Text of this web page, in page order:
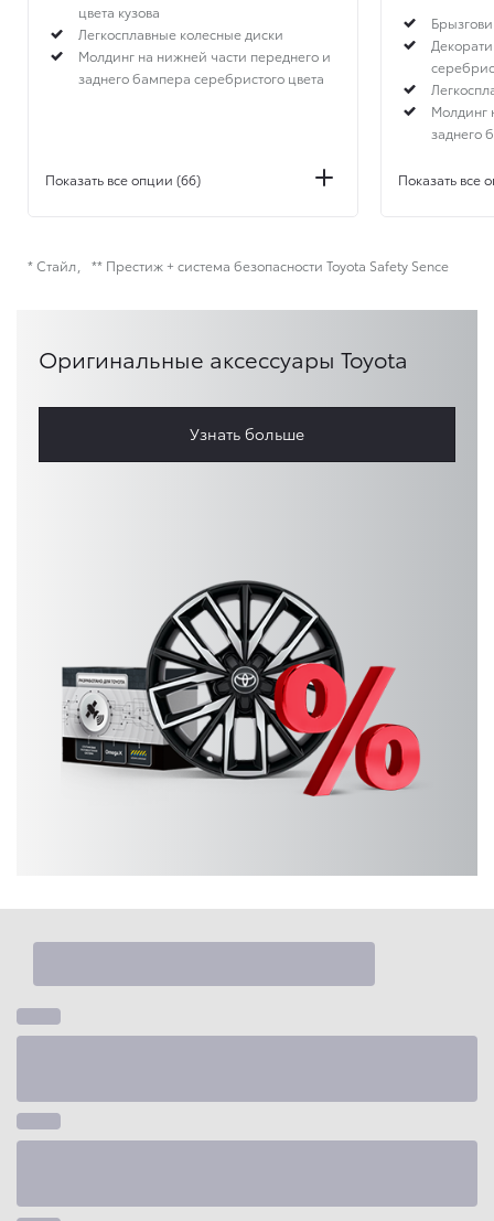
цвета кузова
Легкосплавные колесные диски
Молдинг на нижней части переднего и
заднего бампера серебристого цвета
Показать все опции (66)
Молдинг
заднего
Показать все
* Стайл ** Престиж + система безопасности Toyota Safety Sence
Оригинальные аксессуары Toyota
Узнать больше